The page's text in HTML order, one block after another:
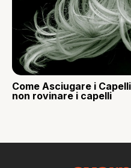
Come Asciugare i
non rovinare i capelli